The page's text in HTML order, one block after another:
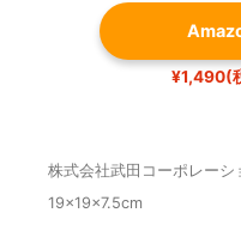
¥1,490(
株式会社武田コーポレーシ
19×19×7.5cm